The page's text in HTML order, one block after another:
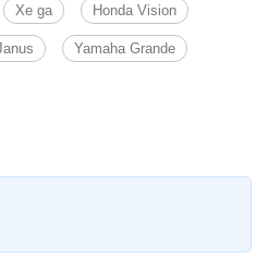
Xe ga Honda Vision
Yamaha Grande